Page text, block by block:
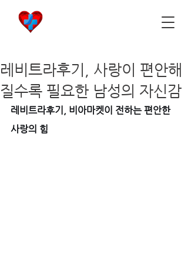
레비트라후기, 사랑이 편안해
질수록 필요한 남성의 자신감
레비트라후기, 비아마켓이 전하는 편안한
사랑의 힘